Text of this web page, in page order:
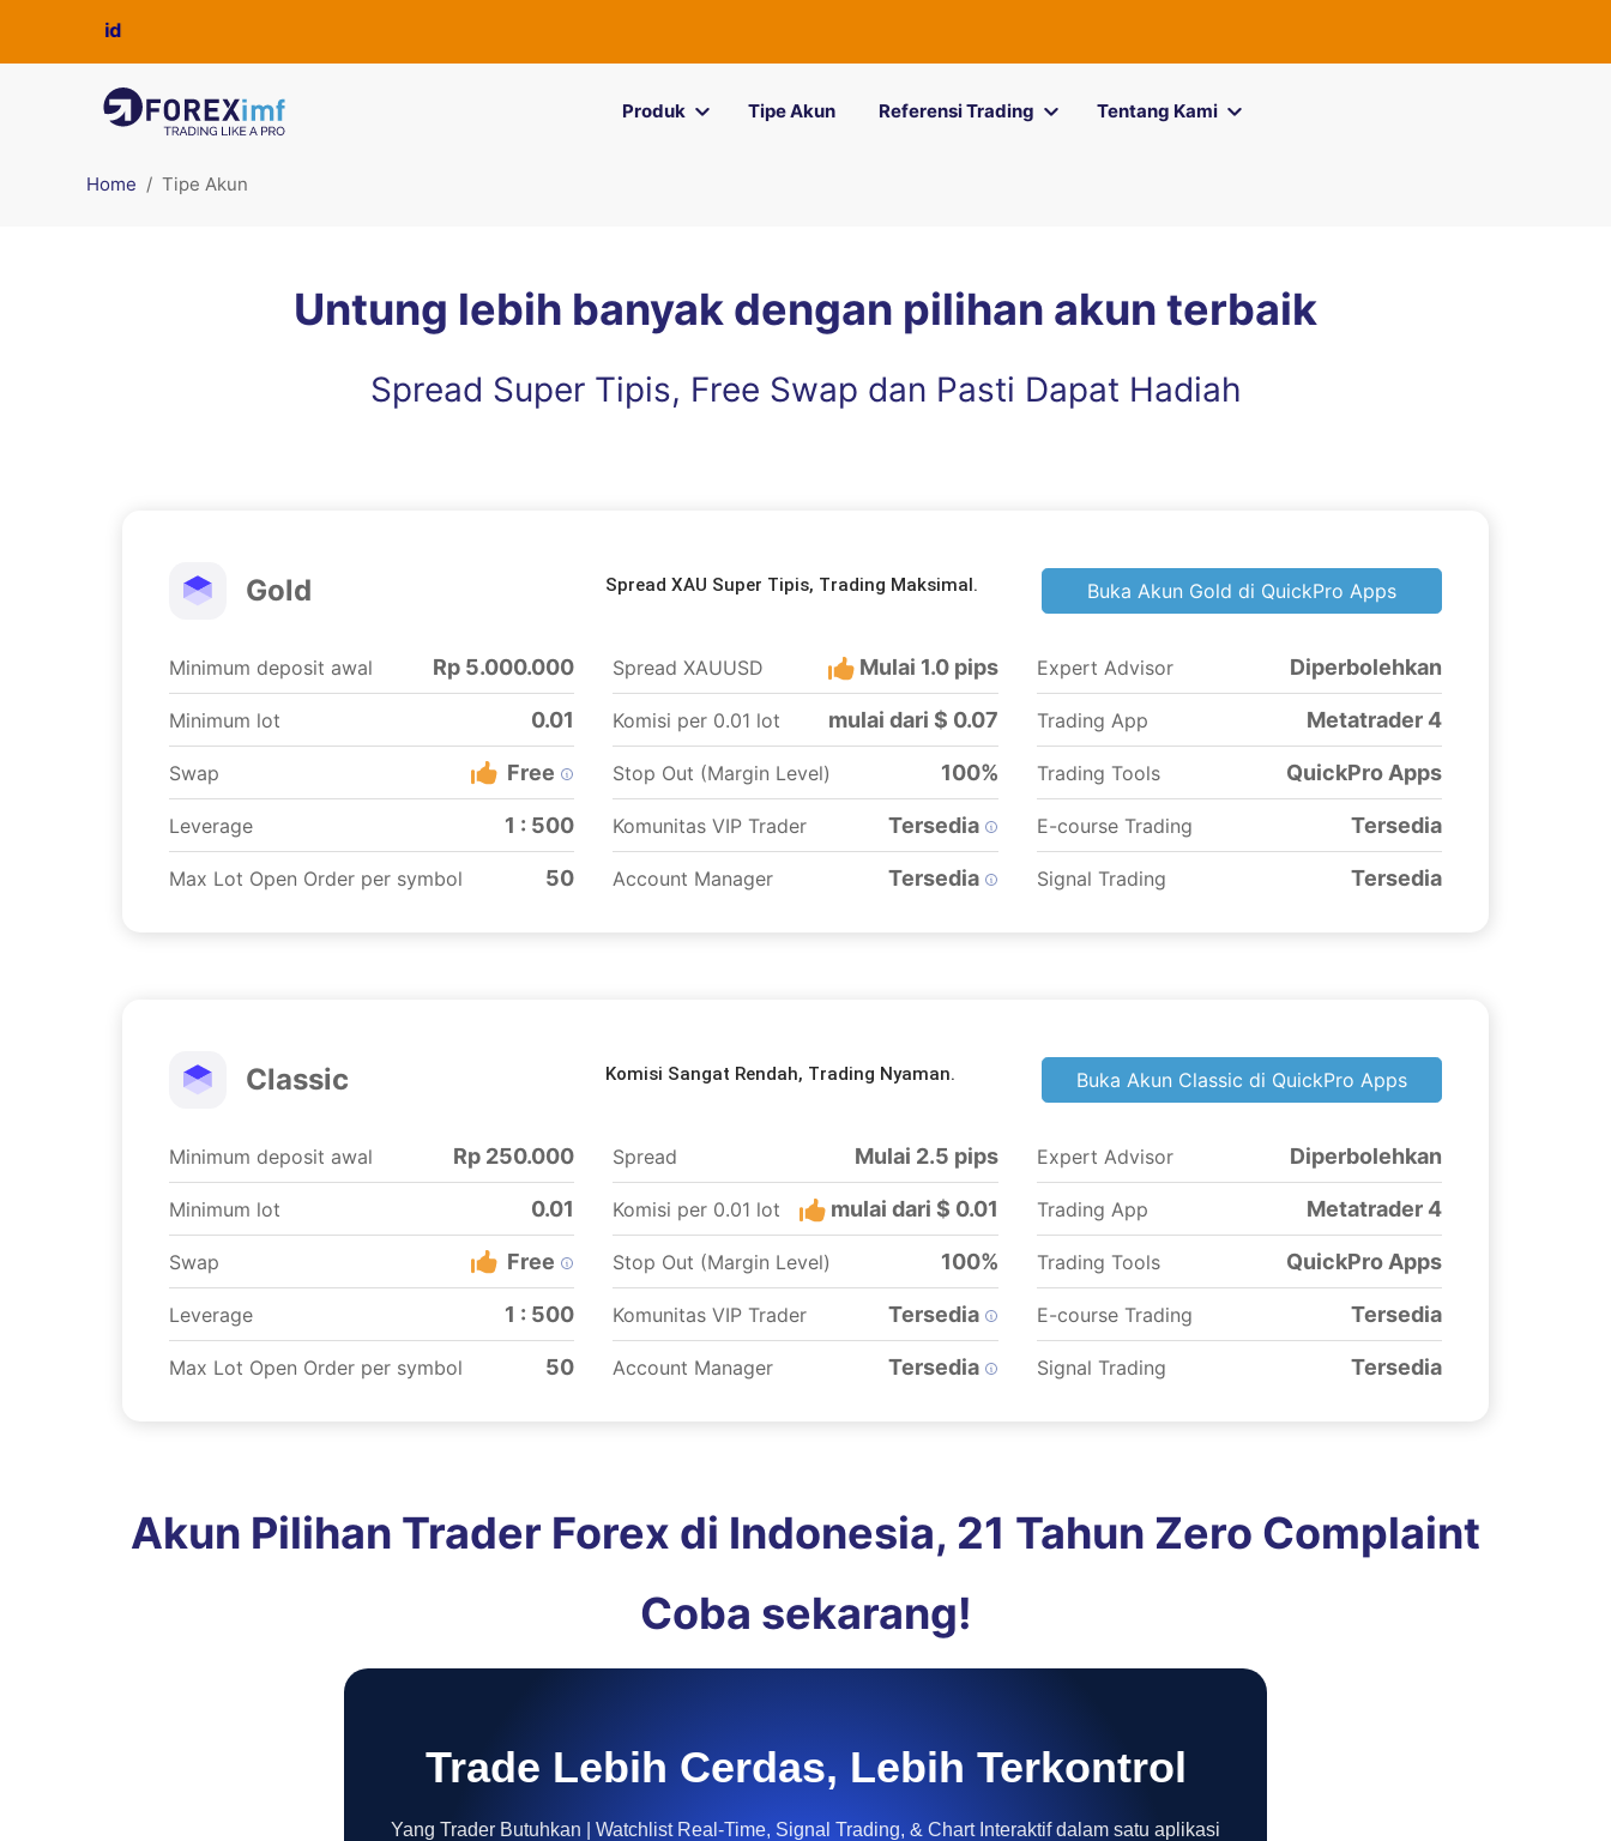
Produk Tipe Akun Referensi Trading Tentang Kami
Home Tipe Akun
Untung lebih banyak dengan pilihan akun terbaik
Spread Super Tipis, Free Swap dan Pasti Dapat Hadiah
Gold Spread XAU Super Tipis, Trading Maksimal. Buka Akun Gold di QuickPro Apps
Minimum deposit awal Rp 5.000.000
Minimum lot 0.01
Swap Free
Leverage 1 : 500
Max Lot Open Order per symbol 50
Spread XAUUSD Mulai 1.0 pips
Komisi per 0.01 lot mulai dari $ 0.07
Stop Out (Margin Level) 100%
Komunitas VIP Trader Tersedia
Account Manager Tersedia
Expert Advisor Diperbolehkan
Trading App Metatrader 4
Trading Tools QuickPro Apps
E-course Trading Tersedia
Signal Trading Tersedia
Classic Komisi Sangat Rendah, Trading Nyaman. Buka Akun Classic di QuickPro Apps
Minimum deposit awal Rp 250.000
Minimum lot 0.01
Swap Free
Leverage 1 : 500
Max Lot Open Order per symbol 50
Spread Mulai 2.5 pips
Komisi per 0.01 lot mulai dari $ 0.01
Stop Out (Margin Level) 100%
Komunitas VIP Trader Tersedia
Account Manager Tersedia
Expert Advisor Diperbolehkan
Trading App Metatrader 4
Trading Tools QuickPro Apps
E-course Trading Tersedia
Signal Trading Tersedia
Akun Pilihan Trader Forex di Indonesia, 21 Tahun Zero Complaint
Coba sekarang!
Trade Lebih Cerdas, Lebih Terkontrol
Yang Trader Butuhkan | Watchlist Real-Time, Signal Trading, & Chart Interaktif dalam satu aplikasi